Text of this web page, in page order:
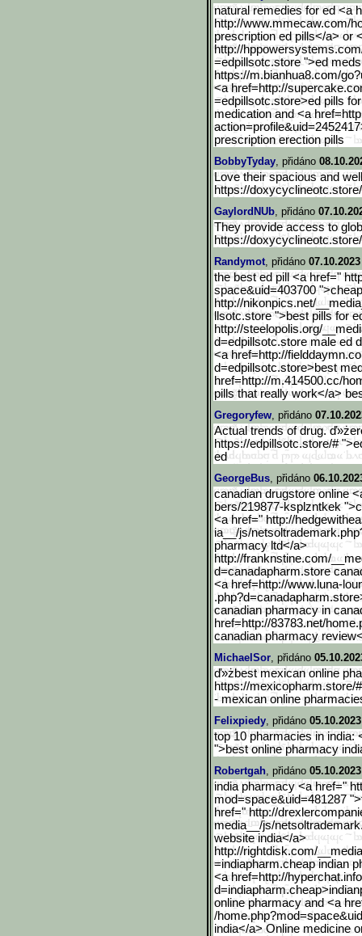
natural remedies for ed <a
http://www.mmecaw.com/
prescription ed pills</a> or
http://
=edpillsotc.store ">ed
https://m.bianhua8.com/go
<a href=http://
=edpillsotc.store>ed pills
medication and <a
action=profile&uid
prescription erection pills
BobbyTyday, přidáno
Love their spacious and
https://
GaylordNUb, přidáno
They provide access to
https://
Randymot, přidáno
the best ed pill <a href="
space&uid=403700
http://nikonpics.net/
llsotc.store ">best pills for
http://steelopolis.org/__
d=edpillsotc.store male ed
<a href=http://
d=edpillsotc.store>best
href=http://m.414500.cc/
pills that really work</a>
Gregoryfew, přidáno
Actual trends of drug.
https://edpillsotc.store/#
ed
GeorgeBus, přidáno
canadian drugstore online
bers/219877-ksplzntkek
<a href=" http://
ia__/js/
pharmacy ltd</a>
http://franknstine.com/__
d=canadapharm.store
<a href=http://www.luna-
canadian pharmacy in
href=http://83783.net/
canadian pharmacy
MichaelSor, přidáno
ď»żbest mexican online
https://mexicopharm.store/
- mexican online
Felixpiedy, přidáno
top 10 pharmacies in india:
">best online pharmacy
Robertgah, přidáno
india pharmacy <a href="
mod=space&uid=481287
href=" http://
media__/js/
website india</a>
http://rightdisk.com/__me
=indiapharm.cheap indian
<a href=http://
online pharmacy and <a
/
india</a> Online medicine